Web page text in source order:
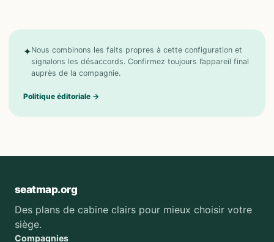
✦Nous combinons les faits propres à cette configuration et
signalons les désaccords. Confirmez toujours l’appareil final
auprès de la compagnie.
Politique éditoriale →
seatmap.org
Des plans de cabine clairs pour mieux choisir votre
siège.
Compagnies